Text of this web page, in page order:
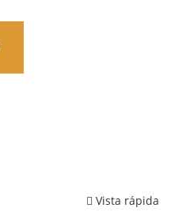
Vista rápida